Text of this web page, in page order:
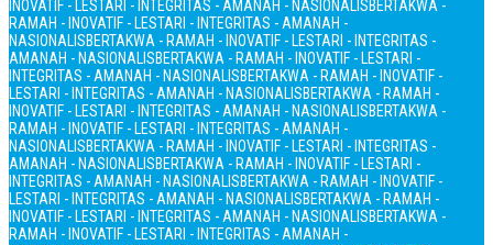
INOVATIF - LESTARI - INTEGRITAS - AMANAH - NASIONALISBERTAKWA -
RAMAH - INOVATIF - LESTARI - INTEGRITAS - AMANAH -
NASIONALISBERTAKWA - RAMAH - INOVATIF - LESTARI - INTEGRITAS -
AMANAH - NASIONALISBERTAKWA - RAMAH - INOVATIF - LESTARI -
INTEGRITAS - AMANAH - NASIONALISBERTAKWA - RAMAH - INOVATIF -
LESTARI - INTEGRITAS - AMANAH - NASIONALISBERTAKWA - RAMAH -
INOVATIF - LESTARI - INTEGRITAS - AMANAH - NASIONALISBERTAKWA -
RAMAH - INOVATIF - LESTARI - INTEGRITAS - AMANAH -
NASIONALISBERTAKWA - RAMAH - INOVATIF - LESTARI - INTEGRITAS -
AMANAH - NASIONALISBERTAKWA - RAMAH - INOVATIF - LESTARI -
INTEGRITAS - AMANAH - NASIONALISBERTAKWA - RAMAH - INOVATIF -
LESTARI - INTEGRITAS - AMANAH - NASIONALISBERTAKWA - RAMAH -
INOVATIF - LESTARI - INTEGRITAS - AMANAH - NASIONALISBERTAKWA -
RAMAH - INOVATIF - LESTARI - INTEGRITAS - AMANAH -